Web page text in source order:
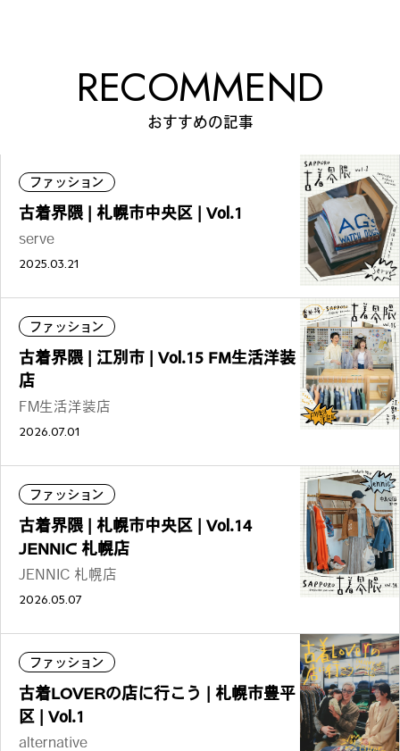
RECOMMEND
おすすめの記事
ファッション
古着界隈 | 札幌市中央区 | Vol.1
serve
2025.03.21
ファッション
古着界隈 | 江別市 | Vol.15 FM生活洋装
店
FM生活洋装店
2026.07.01
ファッション
古着界隈 | 札幌市中央区 | Vol.14
JENNIC 札幌店
JENNIC 札幌店
2026.05.07
ファッション
古着LOVERの店に行こう | 札幌市豊平
区 | Vol.1
alternative